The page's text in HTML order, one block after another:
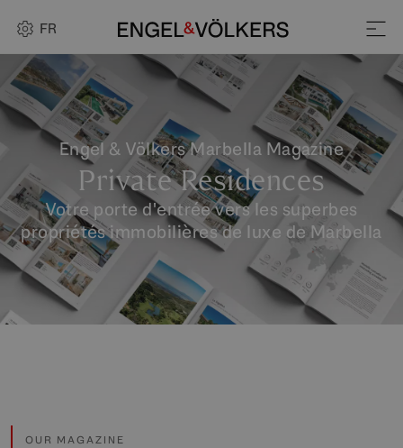
FR
Engel & Völkers Marbella Magazine
Private Residences
Votre porte d'entrée vers les superbes
propriétés immobilières de luxe de Marbella
OUR MAGAZINE